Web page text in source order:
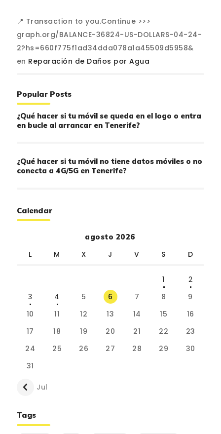
📍 Transaction to you.Continue >>>
graph.org/BALANCE-36824-US-DOLLARS-04-24-
2?hs=660f775f1ad34dda078a1a45509d5958&
en Reparación de Daños por Agua
Popular Posts
¿Qué hacer si tu móvil se queda en el logo o entra
en bucle al arrancar en Tenerife?
¿Qué hacer si tu móvil no tiene datos móviles o no
conecta a 4G/5G en Tenerife?
Calendar
agosto 2026
L M X J V S D
1
2
3
4 5 6 7 8
9
10
11 12 13 14 15
16
17
18 19 20 21 22
23
24
25 26 27 28 29
30
31
« Jul
Tags